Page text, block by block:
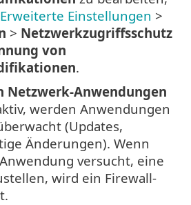
Erweiterte Einstellungen >
> Netzwerkzugriffsschutz
von
.
Anwendungen
werden Anwendungen
(Updates,
Änderungen). Wenn
versucht, eine
wird ein Firewall-